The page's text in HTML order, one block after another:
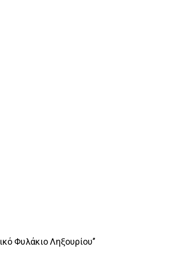
Φυλάκιο Ληξουρίου’’